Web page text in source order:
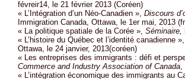
févreir14, le 21 février 2013 (Coréen)
« L’Intégration d’un Néo-Canadien », Discours
Immigration Canada, Ottawa, le 1er mai, 2013
« La politique spatiale de la Corée », Séminaire,
« L’histoire du Québec et l’identité canadienne »,
Ottawa, le 24 janvier, 2013(coréen)
« Les entreprises des immigrants : défi et
Commerce and Industry Association of Canada,
« L’intégration économique des immigrants au